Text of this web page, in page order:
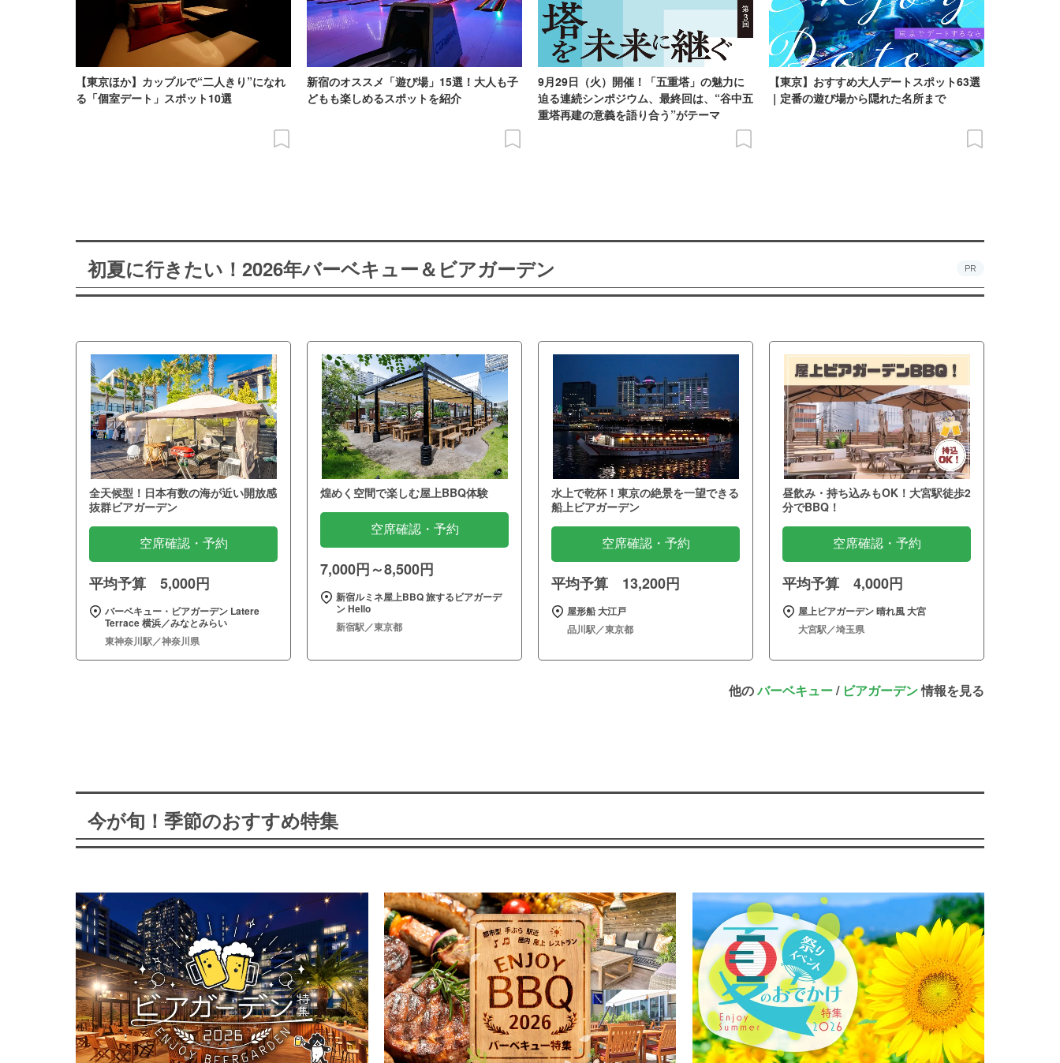
【東京ほか】カップルで“二人きり”になれ
る「個室デート」スポット10選
新宿のオススメ「遊び場」15選！大人も子
どもも楽しめるスポットを紹介
9月29日（火）開催！「五重塔」の魅力に
迫る連続シンポジウム、最終回は、“谷中五
重塔再建の意義を語り合う”がテーマ
【東京】おすすめ大人デートスポット63選
｜定番の遊び場から隠れた名所まで
初夏に行きたい！2026年バーベキュー＆ビアガーデン PR
全天候型！日本有数の海が近い開放感
抜群ビアガーデン
空席確認・予約
平均予算 5,000円
バーベキュー・ビアガーデン Latere
Terrace 横浜／みなとみらい
東神奈川駅／神奈川県
煌めく空間で楽しむ屋上BBQ体験
空席確認・予約
7,000円～8,500円
新宿ルミネ屋上BBQ 旅するビアガーデ
ン Hello
新宿駅／東京都
水上で乾杯！東京の絶景を一望できる
船上ビアガーデン
空席確認・予約
平均予算 13,200円
屋形船 大江戸
品川駅／東京都
昼飲み・持ち込みもOK！大宮駅徒歩2
分でBBQ！
空席確認・予約
平均予算 4,000円
屋上ビアガーデン 晴れ風 大宮
大宮駅／埼玉県
他のバーベキュー/ ビアガーデン情報を見る
今が旬！季節のおすすめ特集